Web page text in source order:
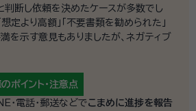
判断し依頼を決めたケースが多数でし
想定より高額」「不要書類を勧められた」
を示す意見もありましたが、ネガティブ
ポイント・注意点
・電話・郵送などでこまめに進捗を報告